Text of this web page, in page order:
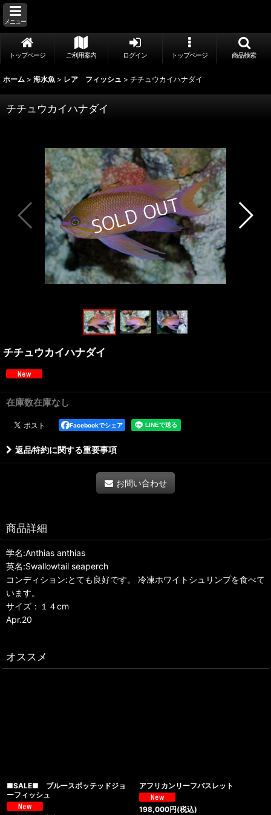
メニュー
トップページ ご利用案内 ログイン トップページ 商品検索
ホーム > 海水魚 > レア フィッシュ > チチュウカイハナダイ
チチュウカイハナダイ
チチュウカイハナダイ
在庫数在庫なし
Facebookでシェア
返品特約に関する重要事項
お問い合わせ
商品詳細
学名:Anthias anthias
英名:Swallowtail seaperch
コンディション:とても良好です。 冷凍ホワイトシュリンプを食べて
います。
サイズ：１４cm
Apr.20
オススメ
■SALE■ ブルースポッテッドジョ
ーフィッシュ
アフリカンリーフバスレット
198,000円(税込)